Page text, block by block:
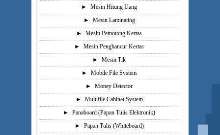
►
Mesin Hitung Uang
►
Mesin Laminating
►
Mesin Pemotong Kertas
►
Mesin Penghancur Kertas
►
Mesin Tik
►
Mobile File System
►
Money Detector
►
Multifile Cabinet System
►
Panaboard (Papan Tulis Elektronik)
►
Papan Tulis (Whiteboard)